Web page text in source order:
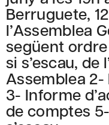
Berruguete,
l’Assemblea
següent
si s’escau, de
Assemblea
3- Informe
de comptes